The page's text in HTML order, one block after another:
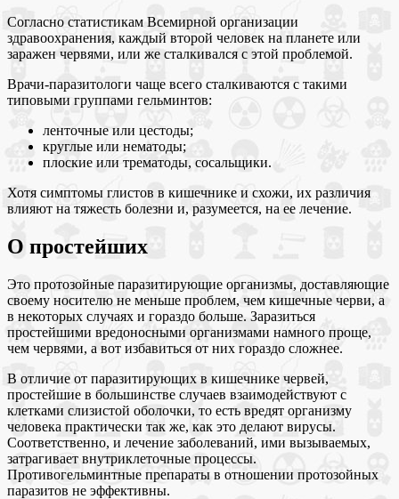
Согласно статистикам Всемирной организации
здравоохранения, каждый второй человек на планете или
заражен червями, или же сталкивался с этой проблемой.
Врачи-паразитологи чаще всего сталкиваются с такими
типовыми группами гельминтов:
ленточные или цестоды;
круглые или нематоды;
плоские или трематоды, сосальщики.
Хотя симптомы глистов в кишечнике и схожи, их различия
влияют на тяжесть болезни и, разумеется, на ее лечение.
О простейших
Это протозойные паразитирующие организмы, доставляющие
своему носителю не меньше проблем, чем кишечные черви, а
в некоторых случаях и гораздо больше. Заразиться
простейшими вредоносными организмами намного проще,
чем червями, а вот избавиться от них гораздо сложнее.
В отличие от паразитирующих в кишечнике червей,
простейшие в большинстве случаев взаимодействуют с
клетками слизистой оболочки, то есть вредят организму
человека практически так же, как это делают вирусы.
Соответственно, и лечение заболеваний, ими вызываемых,
затрагивает внутриклеточные процессы.
Противогельминтные препараты в отношении протозойных
паразитов не эффективны.